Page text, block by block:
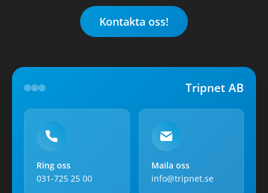
Kontakta oss!
Tripnet AB
Ring oss
031-725 25 00
Maila oss
info@tripnet.se